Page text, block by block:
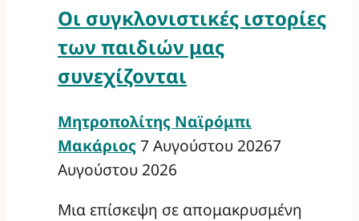
Οι συγκλονιστικές ιστορίες
των παιδιών μας
συνεχίζονται
Μητροπολίτης Ναϊρόμπι
Μακάριος7 Αυγούστου 20267
Αυγούστου 2026
Μια επίσκεψη σε απομακρυσμένη